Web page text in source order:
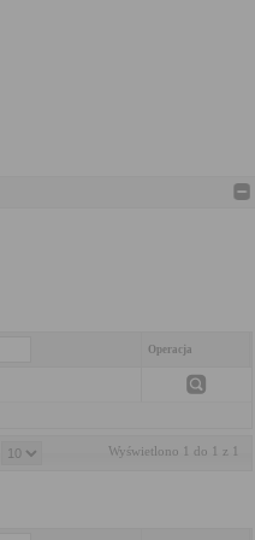
Operacja
Wyświetlono 1 do 1 z 1